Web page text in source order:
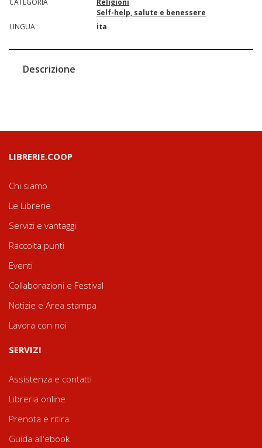
CATEGORIA
Religioni
Self-help, salute e benessere
LINGUA
ita
Descrizione
LIBRERIE.COOP
Chi siamo
Le Librerie
Servizi e vantaggi
Raccolta punti
Eventi
Collaborazioni e Festival
Notizie e Area stampa
Lavora con noi
SERVIZI
Assistenza e contatti
Libreria online
Prenota e ritira
Guida all'ebook